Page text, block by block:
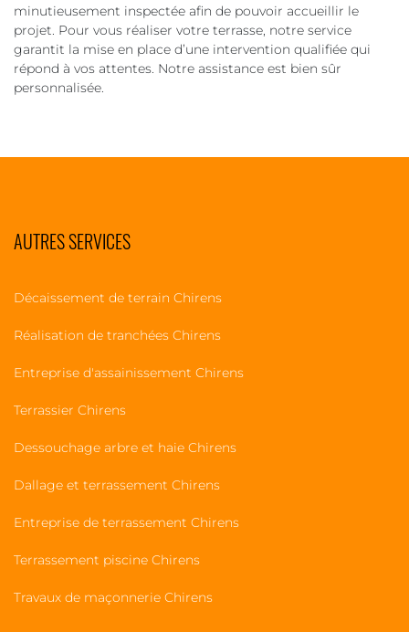
minutieusement inspectée afin de pouvoir accueillir le
projet. Pour vous réaliser votre terrasse, notre service
garantit la mise en place d’une intervention qualifiée qui
répond à vos attentes. Notre assistance est bien sûr
personnalisée.
AUTRES SERVICES
Décaissement de terrain Chirens
Réalisation de tranchées Chirens
Entreprise d'assainissement Chirens
Terrassier Chirens
Dessouchage arbre et haie Chirens
Dallage et terrassement Chirens
Entreprise de terrassement Chirens
Terrassement piscine Chirens
Travaux de maçonnerie Chirens